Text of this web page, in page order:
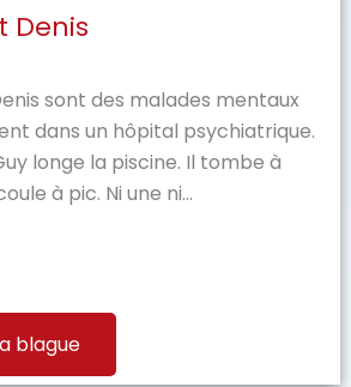
Denis
sont des malades mentaux
dans un hôpital psychiatrique.
longe la piscine. Il tombe à
à pic. Ni une ni...
blague